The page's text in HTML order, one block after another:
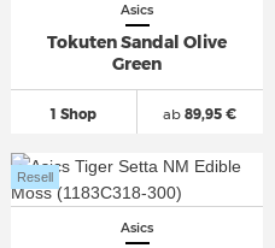
Asics
Tokuten Sandal Olive
Green
1 Shop ab 89,95 €
Asics
Resell